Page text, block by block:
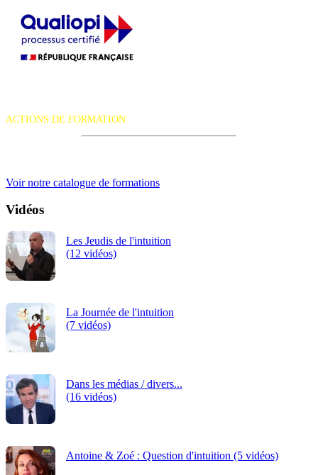
ACTIONS DE FORMATION
Voir notre catalogue de formations
Vidéos
Les Jeudis de l'intuition
(12 vidéos)
La Journée de l'intuition
(7 vidéos)
Dans les médias / divers...
(16 vidéos)
Antoine & Zoé : Question d'intuition (5 vidéos)